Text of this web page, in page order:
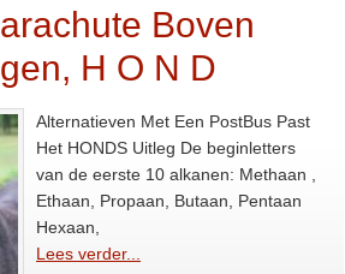
Boven
H O N D
Alternatieven Met Een PostBus Past
Het HONDS Uitleg De beginletters
van de eerste 10 alkanen: Methaan ,
Ethaan, Propaan, Butaan, Pentaan
Hexaan,
Lees verder...